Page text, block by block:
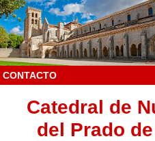
CONTACTO
Catedral de
del Prado